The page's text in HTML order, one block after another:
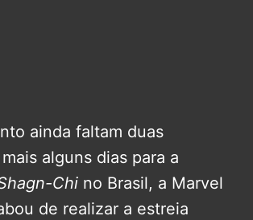
ainda faltam duas
alguns dias para a
Chi no Brasil, a Marvel
de realizar a estreia